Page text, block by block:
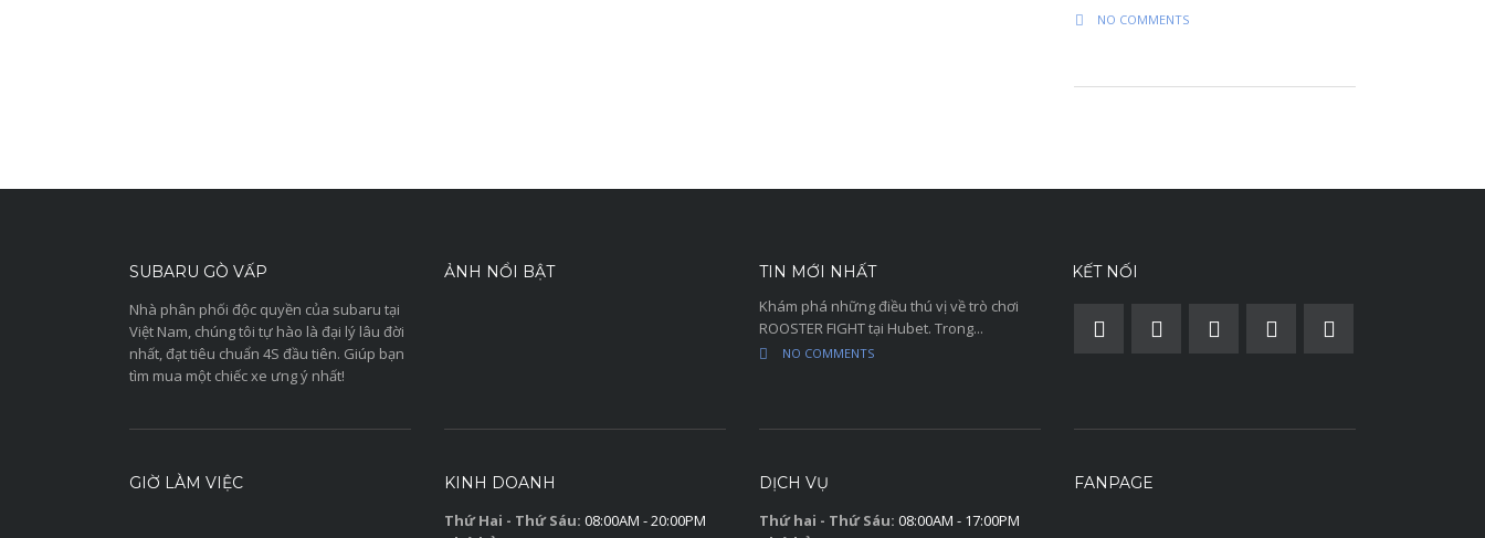
NO COMMENTS
SUBARU GÒ VẤP
Nhà phân phối độc quyền của subaru tại
Việt Nam, chúng tôi tự hào là đại lý lâu đời
nhất, đạt tiêu chuẩn 4S đầu tiên. Giúp bạn
tìm mua một chiếc xe ưng ý nhất!
ẢNH NỔI BẬT
TIN MỚI NHẤT
Khám phá những điều thú vị về trò chơi
ROOSTER FIGHT tại Hubet. Trong...
NO COMMENTS
KẾT NỐI
GIỜ LÀM VIỆC
KINH DOANH
Thứ Hai - Thứ Sáu: 08:00AM - 20:00PM
DỊCH VỤ
Thứ hai - Thứ Sáu: 08:00AM - 17:00PM
FANPAGE